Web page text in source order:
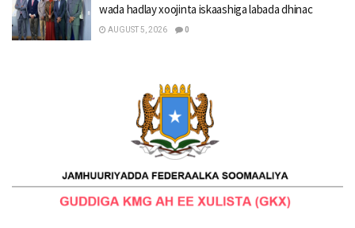
wada hadlay xoojinta iskaashiga labada dhinac
AUGUST 5, 2026 0